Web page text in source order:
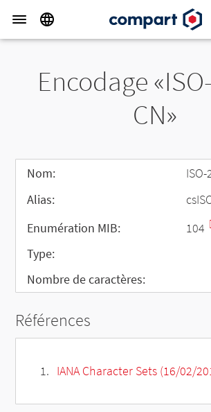
Encodage
CN»
Nom: ISO-
Alias:
Enumération MIB: 104
Type:
Nombre de caractères:
Références
IANA Character Sets (16/02/